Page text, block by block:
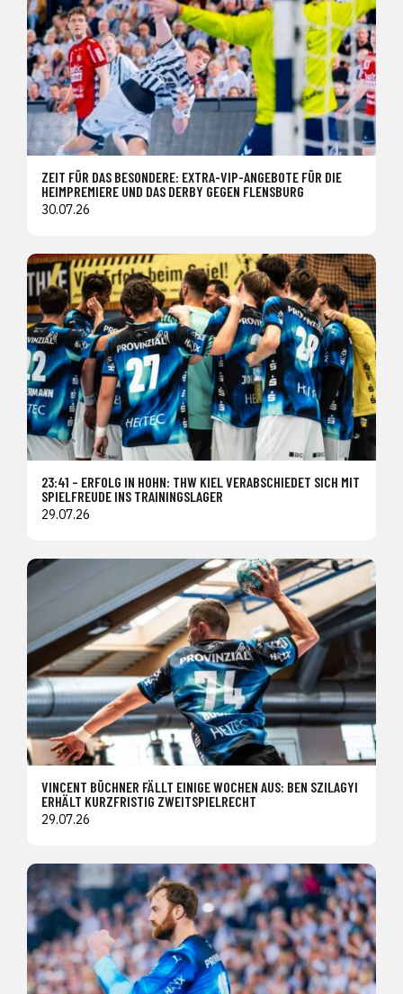
ZEIT FÜR DAS BESONDERE: EXTRA-VIP-ANGEBOTE FÜR DIE
HEIMPREMIERE UND DAS DERBY GEGEN FLENSBURG
30.07.26
23:41 – ERFOLG IN HOHN: THW KIEL VERABSCHIEDET SICH MIT
SPIELFREUDE INS TRAININGSLAGER
29.07.26
VINCENT BÜCHNER FÄLLT EINIGE WOCHEN AUS: BEN SZILAGYI
ERHÄLT KURZFRISTIG ZWEITSPIELRECHT
29.07.26